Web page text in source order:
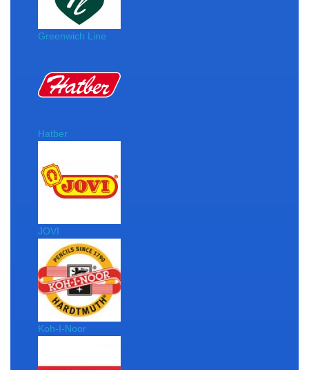
Greenwich Line
Hatber
JOVI
Koh-I-Noor